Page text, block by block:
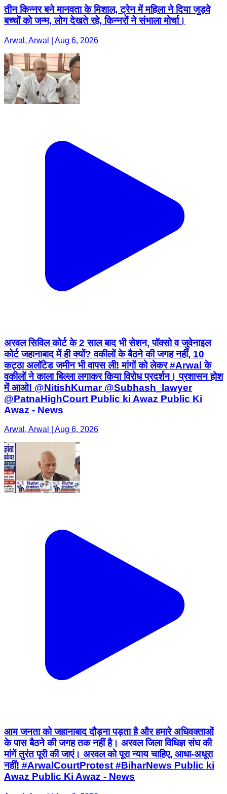
तीन किन्नर बने मानवता के मिशाल, ट्रेन में महिला ने दिया जुड़वे
बच्चों को जन्म, लोग देखते रहे, किन्नरों ने संभाला मोर्चा।
Arwal, Arwal | Aug 6, 2026
अरवल सिविल कोर्ट के 2 साल बाद भी सेशन, पॉक्सो व जुवेनाइल
कोर्ट जहानाबाद में ही क्यों? वकीलों के बैठने की जगह नहीं, 10
कट्ठा अलॉटेड जमीन भी वापस ली! मांगों को लेकर #Arwal के
वकीलों ने काला बिल्ला लगाकर किया विरोध प्रदर्शन। प्रशासन होश
में आओ! @NitishKumar @Subhash_lawyer
@PatnaHighCourt Public ki Awaz Public Ki
Awaz - News
Arwal, Arwal | Aug 6, 2026
आम जनता को जहानाबाद दौड़ना पड़ता है और हमारे अधिवक्ताओं
के पास बैठने की जगह तक नहीं है। अरवल जिला विधिज्ञ संघ की
मांगें तुरंत पूरी की जाएं। अरवल को पूरा न्याय चाहिए, आधा-अधूरा
नहीं! #ArwalCourtProtest #BiharNews Public ki
Awaz Public Ki Awaz - News